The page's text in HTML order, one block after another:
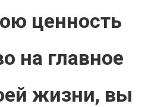
ценность
на главное
жизни, вы